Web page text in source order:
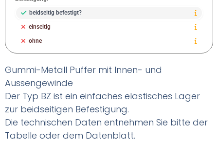
beidseitig befestigt?
einseitig
ohne
Gummi-Metall Puffer mit Innen- und
Aussengewinde
Der Typ BZ ist ein einfaches elastisches Lager
zur beidseitigen Befestigung.
Die technischen Daten entnehmen Sie bitte der
Tabelle oder dem Datenblatt.